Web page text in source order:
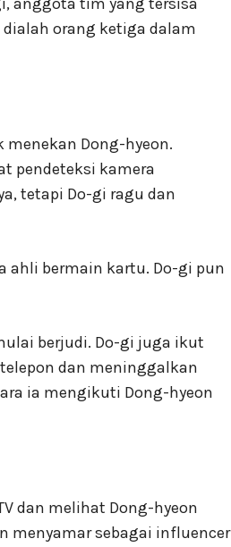
orang ketiga dalam
Dong-hyeon.
pendeteksi kamera
tetapi Do-gi ragu dan
ahli bermain kartu. Do-gi pun
berjudi. Do-gi juga ikut
dan meninggalkan
ia mengikuti Dong-hyeon
dan melihat Dong-hyeon
menyamar sebagai influencer